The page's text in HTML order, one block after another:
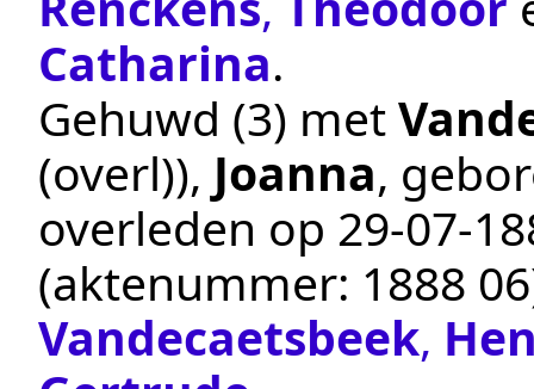
Catharina.
Gehuwd (3) met
(overl)), Joanna,
overleden op
(aktenummer: 1888 06
Vandecaetsbeek,